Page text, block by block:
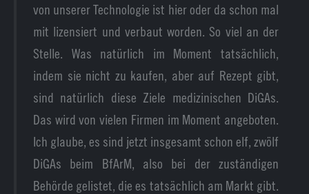
von unserer Technologie ist hier oder da schon mal
mit lizensiert und verbaut worden. So viel an der
Stelle. Was natürlich im Moment tatsächlich,
indem sie nicht zu kaufen, aber auf Rezept gibt,
sind natürlich diese Ziele medizinischen DiGAs.
Das wird von vielen Firmen im Moment angeboten.
Ich glaube, es sind jetzt insgesamt schon elf, zwölf
DiGAs beim BfArM, also bei der zuständigen
Behörde gelistet, die es tatsächlich am Markt gibt.